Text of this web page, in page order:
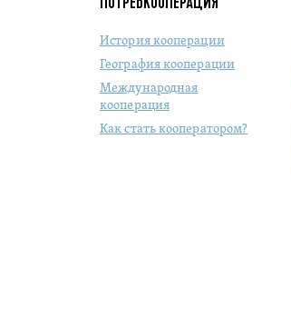
История кооперации
География кооперации
Международная
кооперация
Как стать кооператором?